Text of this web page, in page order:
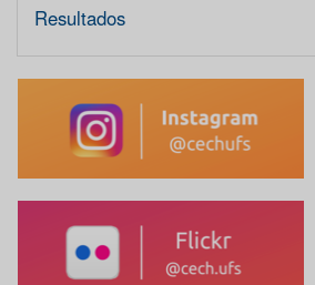
Resultados